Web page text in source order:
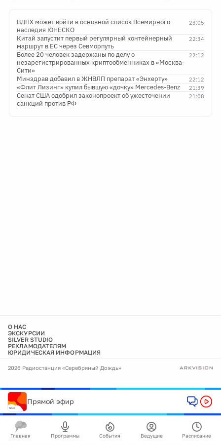
23:05
ВДНХ может войти в основной список Всемирного
наследия ЮНЕСКО
22:34
Китай запустит первый регулярный контейнерный
маршрут в ЕС через Севморпуть
22:12
Более 20 человек задержаны по делу о
незарегистрированных криптообменниках в «Москва-
Сити»
22:12
Минздрав добавил в ЖНВЛП препарат «Энхерту»
21:39
«Флит Лизинг» купил бывшую «дочку» Mercedes-Benz
21:08
Сенат США одобрил законопроект об ужесточении
санкций против РФ
О НАС
ЭКСКУРСИИ
SILVER STUDIO
РЕКЛАМОДАТЕЛЯМ
ЮРИДИЧЕСКАЯ ИНФОРМАЦИЯ
2026 Радиостанция «Серебряный Дождь»
Прямой эфир
Главная Программы События Ведущие Расписание